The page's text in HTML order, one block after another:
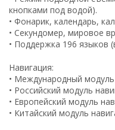
кнопками под водой).
• Фонарик, календарь,
• Секундомер, мировое
• Поддержка 196 языков
Навигация:
• Международный модуль
• Российский модуль
• Европейский модуль
• Китайский модуль